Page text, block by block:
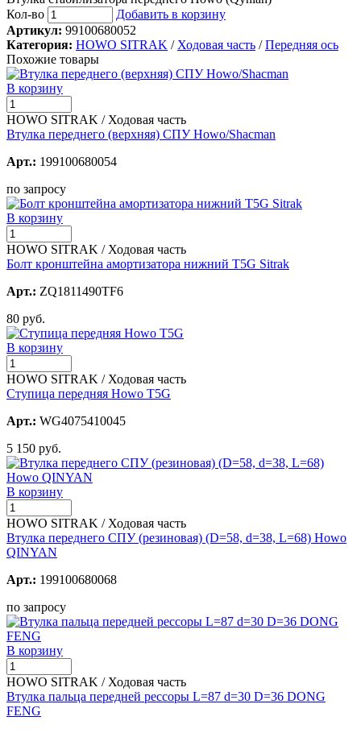
Кол-во
Добавить в корзину
Артикул: 99100680052
Категория: HOWO SITRAK / Ходовая часть /Передняя ось
Похожие товары
В корзину
HOWO SITRAK / Ходовая часть
Втулка переднего (верхняя) СПУ Howo/Shacman
Арт.: 199100680054
по запросу
В корзину
HOWO SITRAK / Ходовая часть
Болт кронштейна амортизатора нижний T5G Sitrak
Арт.: ZQ1811490TF6
80 руб.
В корзину
HOWO SITRAK / Ходовая часть
Ступица передняя Howo T5G
Арт.: WG4075410045
5 150 руб.
В корзину
HOWO SITRAK / Ходовая часть
Втулка переднего СПУ (резиновая) (D=58, d=38, L=68) Howo
QINYAN
Арт.: 199100680068
по запросу
В корзину
HOWO SITRAK / Ходовая часть
Втулка пальца передней рессоры L=87 d=30 D=36 DONG
FENG